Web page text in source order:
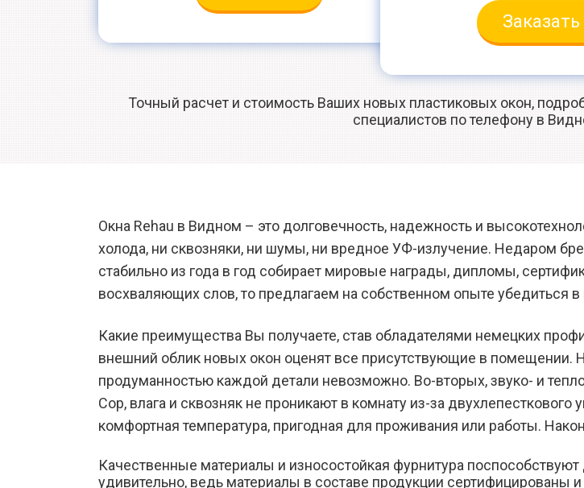
Заказать
Точный расчет и стоимость Ваших новых пластиковых окон,
специалистов по телефону в
Окна Rehau в Видном – это долговечность, надежность и
холода, ни сквозняки, ни шумы, ни вредное УФ-излучение. Недаром
стабильно из года в год собирает мировые награды, дипломы,
восхваляющих слов, то предлагаем на собственном опыте убедиться в
Какие преимущества Вы получаете, став обладателями немецких
внешний облик новых окон оценят все присутствующие в помещении.
продуманностью каждой детали невозможно. Во-вторых, звуко- и
Сор, влага и сквозняк не проникают в комнату из-за
комфортная температура, пригодная для проживания или работы.
Качественные материалы и износостойкая фурнитура
удивительно, ведь материалы в составе продукции